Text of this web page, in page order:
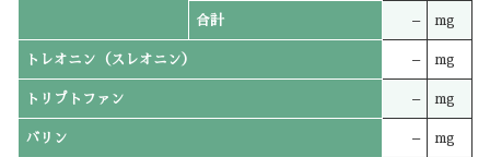
合計 – mg
トレオニン（スレオニン） – mg
トリプトファン – mg
バリン – mg